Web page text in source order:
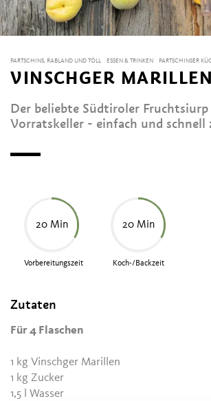
PARTSCHINS, RABLAND UND TÖLL ESSEN & TRINKEN PARTSCHINSER
VINSCHGER
Der beliebte Südtiroler
Vorratskeller - einfach und schnell
20 Min
Vorbereitungszeit
20 Min
Koch-/Backzeit
Zutaten
Für 4 Flaschen
1 kg Vinschger Marillen
1 kg Zucker
1,5 l Wasser